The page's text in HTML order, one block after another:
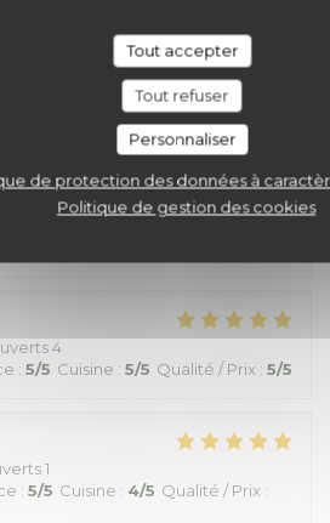
Tout accepter
Tout refuser
Personnaliser
de protection des données à
Politique de gestion des cookies
4/5 Qualité / Prix
4
: 5/5 Cuisine : 5/5 Qualité / Prix : 5/5
1
: 5/5 Cuisine : 4/5 Qualité / Prix :